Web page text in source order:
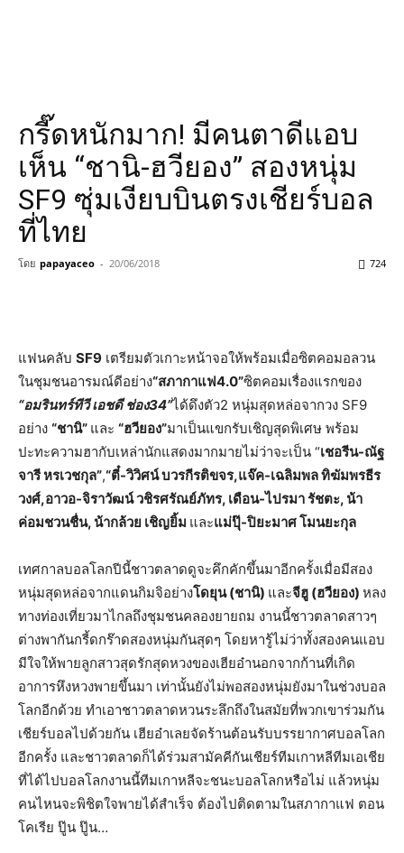
กรี๊ดหนักมาก! มีคนตาดีแอบ
เห็น “ชานิ-ฮวียอง” สองหนุ่ม
SF9 ซุ่มเงียบบินตรงเชียร์บอล
ที่ไทย
โดย papayaceo - 20/06/2018 724
แฟนคลับ SF9 เตรียมตัวเกาะหน้าจอให้พร้อมเมื่อซิตคอมอลวน
ในชุมชนอารมณ์ดีอย่าง“สภากาแฟ4.0”ซิตคอมเรื่องแรกของ
“อมรินทร์ทีวี เอชดี ช่อง34”ได้ดึงตัว2 หนุ่มสุดหล่อจากวง SF9
อย่าง “ชานิ” และ “ฮวียอง”มาเป็นแขกรับเชิญสุดพิเศษ พร้อม
ปะทะความฮากับเหล่านักแสดงมากมายไม่ว่าจะเป็น “เชอรีน-ณัฐ
จารี หรเวชกุล”,“ตี๋-วิวิศน์ บวรกีรติขจร,แจ๊ค-เฉลิมพล ทิฆัมพรธีร
วงศ์,อาวอ-จิราวัฒน์ วชิรศรัณย์ภัทร, เดือน-ไปรมา รัชตะ, น้า
ค่อมชวนชื่น, น้ากล้วย เชิญยิ้ม และแม่ปุ๊-ปิยะมาศ โมนยะกุล
เทศกาลบอลโลกปีนี้ชาวตลาดดูจะคึกคักขึ้นมาอีกครั้งเมื่อมีสอง
หนุ่มสุดหล่อจากแดนกิมจิอย่างโดยุน (ชานิ) และจีฮู (ฮวียอง) หลง
ทางท่องเที่ยวมาไกลถึงชุมชนคลองยายถม งานนี้ชาวตลาดสาวๆ
ต่างพากันกรี้ดกร๊าดสองหนุ่มกันสุดๆ โดยหารู้ไม่ว่าทั้งสองคนแอบ
มีใจให้พายลูกสาวสุดรักสุดหวงของเฮียอ๋านอกจากก้านที่เกิด
อาการหึงหวงพายขึ้นมา เท่านั้นยังไม่พอสองหนุ่มยังมาในช่วงบอล
โลกอีกด้วย ทำเอาชาวตลาดหวนระลึกถึงในสมัยที่พวกเขาร่วมกัน
เชียร์บอลไปด้วยกัน เฮียอ๋าเลยจัดร้านต้อนรับบรรยากาศบอลโลก
อีกครั้ง และชาวตลาดก็ได้ร่วมสามัคคีกันเชียร์ทีมเกาหลีทีมเอเชีย
ที่ได้ไปบอลโลกงานนี้ทีมเกาหลีจะชนะบอลโลกหรือไม่ แล้วหนุ่ม
คนไหนจะพิชิตใจพายได้สำเร็จ ต้องไปติดตามในสภากาแฟ ตอน
โคเรีย ปู๊น ปู๊น…